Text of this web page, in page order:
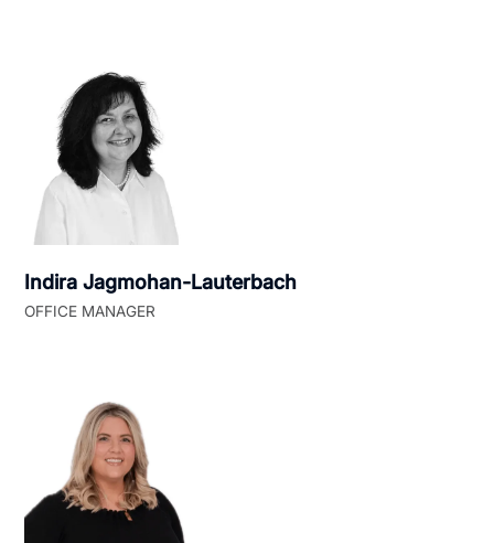
Indira Jagmohan-Lauterbach
OFFICE MANAGER